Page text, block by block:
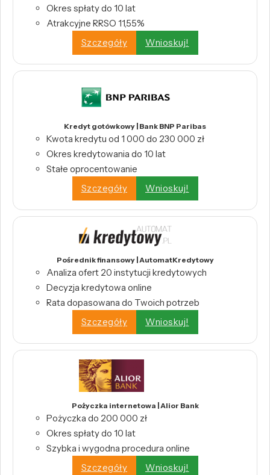
Okres spłaty do 10 lat
Atrakcyjne RRSO 11,55%
Szczegóły
Wnioskuj!
Kredyt gotówkowy | Bank BNP Paribas
Kwota kredytu od 1 000 do 230 000 zł
Okres kredytowania do 10 lat
Stałe oprocentowanie
Szczegóły
Wnioskuj!
Pośrednik finansowy | AutomatKredytowy
Analiza ofert 20 instytucji kredytowych
Decyzja kredytowa online
Rata dopasowana do Twoich potrzeb
Szczegóły
Wnioskuj!
Pożyczka internetowa | Alior Bank
Pożyczka do 200 000 zł
Okres spłaty do 10 lat
Szybka i wygodna procedura online
Szczegóły
Wnioskuj!